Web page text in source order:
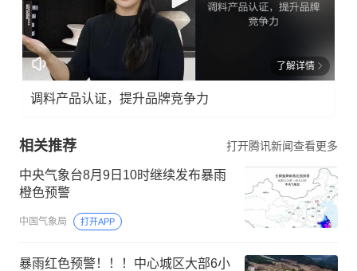
了解详情
调料产品认证，提升品牌竞争力
相关推荐 打开腾讯新闻查看更多
中央气象台8月9日10时继续发布暴雨
橙色预警
中国气象局 打开APP
暴雨红色预警！！！中心城区大部6小